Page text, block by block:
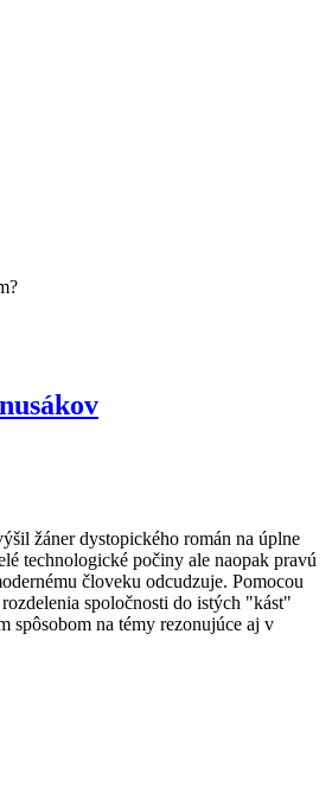
žáner dystopického román na úplne
technologické počiny ale naopak pravú
človeku odcudzuje. Pomocou
spoločnosti do istých "kást"
spôsobom na témy rezonujúce aj v